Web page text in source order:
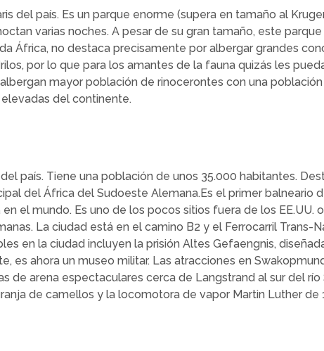
del país. Es un parque enorme (supera en tamaño al
varias noches. A pesar de su gran tamaño, este
África, no destaca precisamente por albergar grandes
por lo que para los amantes de la fauna quizás les
mayor población de rinocerontes con una
del continente.
país. Tiene una población de unos 35.000 habitantes.
del África del Sudoeste Alemana.Es el primer balneario
el mundo. Es uno de los pocos sitios fuera de los EE.UU.
La ciudad está en el camino B2 y el Ferrocarril Trans-
en la ciudad incluyen la prisión Altes Gefaengnis,
es ahora un museo militar. Las atracciones en
de arena espectaculares cerca de Langstrand al sur del río
de camellos y la locomotora de vapor Martin Luther de